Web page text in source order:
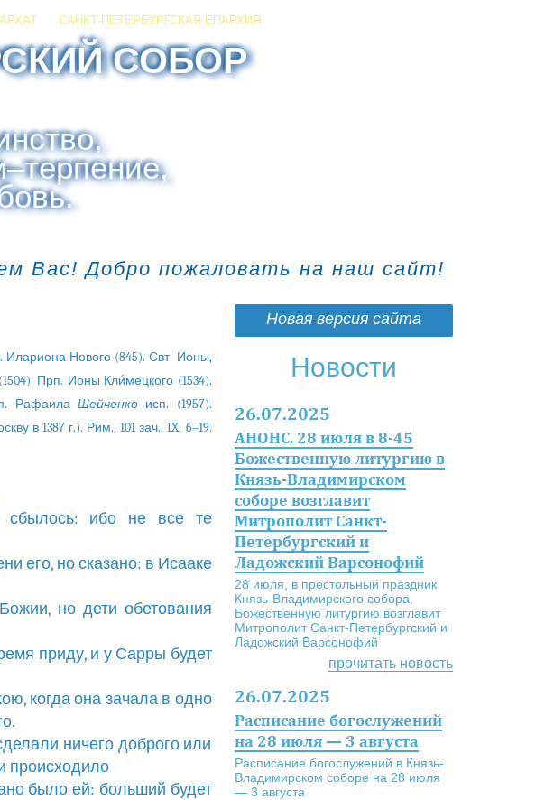
САНКТ-ПЕТЕРБУРГСКАЯ ЕПАРХИЯ
СОБОР
–терпение,
Вас! Добро пожаловать на наш сайт!
Илариона Нового (845). Свт. Ионы,
Прп. Ионы Кли́мецкого (1534).
Рафаила Шейченкоисп. (1957).
в 1387 г.). Рим., 101 зач., IX, 6–19.
ибо не все те
его, но сказано: в Исааке
но дети обетования
приду, и у Сарры будет
когда она зачала в одно
ничего доброго или
происходило
было ей: больший будет
Новая версия сайта
Новости
26.07.2025
АНОНС. 28 июля в 8-45
Божественную литургию в
Князь-Владимирском
соборе возглавит
Митрополит Санкт-
Петербургский и
Ладожский Варсонофий
28 июля, в престольный праздник
Князь-Владимирского собора,
Божественную литургию возглавит
Митрополит Санкт-Петербургский и
Ладожский Варсонофий
прочитать новость
26.07.2025
Расписание богослужений
на 28 июля — 3 августа
Расписание богослужений в Князь-
Владимирском соборе на 28 июля
— 3 августа